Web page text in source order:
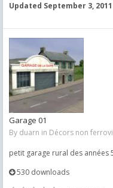
Updated September 3, 2011
Garage 01
By duarn in Décors non
petit garage rural des années
530 downloads